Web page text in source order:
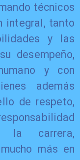
técnicos
integral, tanto
y las
desempeño,
y con
además
de respeto,
la carrera,
más en